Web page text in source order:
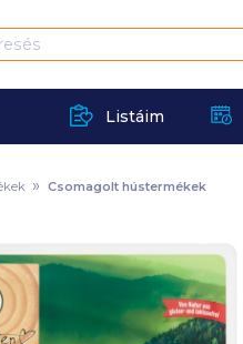
Listáim
Csomagolt hústermékek